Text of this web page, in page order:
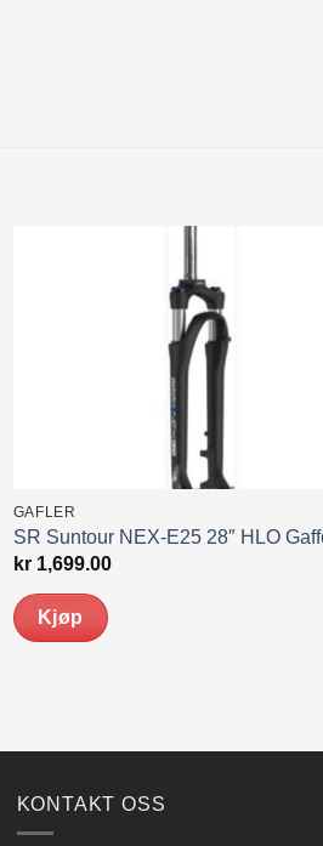
GAFLER
SR Suntour NEX-E25 28″ HLO
kr1,699.00
Kjøp
KONTAKT OSS